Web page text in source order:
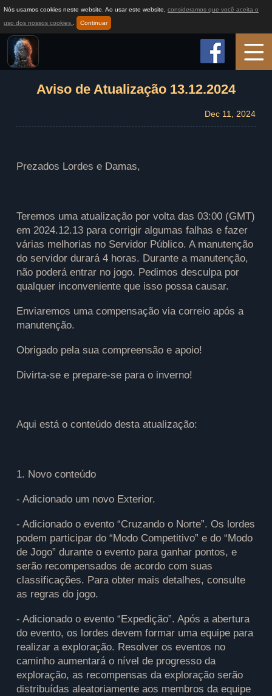
Nós usamos cookies neste website. Ao usar este website, consideramos que você aceita o
uso dos nossos cookies.
Continuar
Início
Informações do Jogo
Suporte
Aviso de Atualização 13.12.2024
Dec 11, 2024
Prezados Lordes e Damas,
Teremos uma atualização por volta das 03:00 (GMT)
em 2024.12.13 para corrigir algumas falhas e fazer
várias melhorias no Servidor Público. A manutenção
do servidor durará 4 horas. Durante a manutenção,
não poderá entrar no jogo. Pedimos desculpa por
qualquer inconveniente que isso possa causar.
Enviaremos uma compensação via correio após a
manutenção.
Obrigado pela sua compreensão e apoio!
Divirta-se e prepare-se para o inverno!
Aqui está o conteúdo desta atualização:
1. Novo conteúdo
- Adicionado um novo Exterior.
- Adicionado o evento “Cruzando o Norte”. Os lordes
podem participar do “Modo Competitivo” e do “Modo
de Jogo” durante o evento para ganhar pontos, e
serão recompensados de acordo com suas
classificações. Para obter mais detalhes, consulte
as regras do jogo.
- Adicionado o evento “Expedição”. Após a abertura
do evento, os lordes devem formar uma equipe para
realizar a exploração. Resolver os eventos no
caminho aumentará o nível de progresso da
exploração, as recompensas da exploração serão
distribuídas aleatoriamente aos membros da equipe